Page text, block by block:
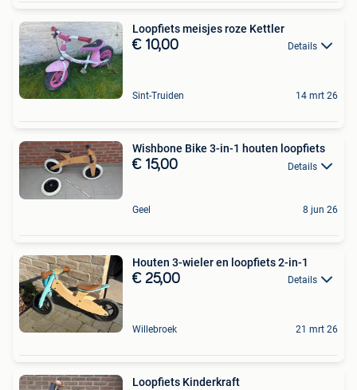
Loopfiets meisjes roze Kettler
€ 10,00 Details
Sint-Truiden 14 mrt 26
Wishbone Bike 3-in-1 houten loopfiets
€ 15,00 Details
Geel 8 jun 26
Houten 3-wieler en loopfiets 2-in-1
€ 25,00 Details
Willebroek 21 mrt 26
Loopfiets Kinderkraft